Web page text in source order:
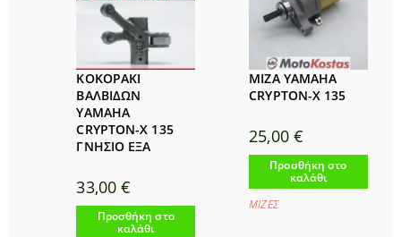
ΚΟΚΟΡΑΚΙ
ΒΑΛΒΙΔΩΝ
YAMAHA
CRYPTON-X 135
ΓΝΗΣΙΟ ΕΞΑ
33,00€
Προσθήκη στο
καλάθι
ΜΙΖΑ YAMAHA
CRYPTON-X 135
25,00 €
Προσθήκη στο
καλάθι
ΜΙΖΕΣ